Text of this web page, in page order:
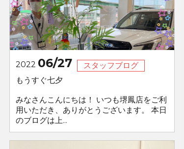
2022 06/27
スタッフブログ
もうすぐ七夕
みなさんこんにちは！ いつも堺鳳店をご利
用いただき、ありがとうございます。 本日
のブログは上...